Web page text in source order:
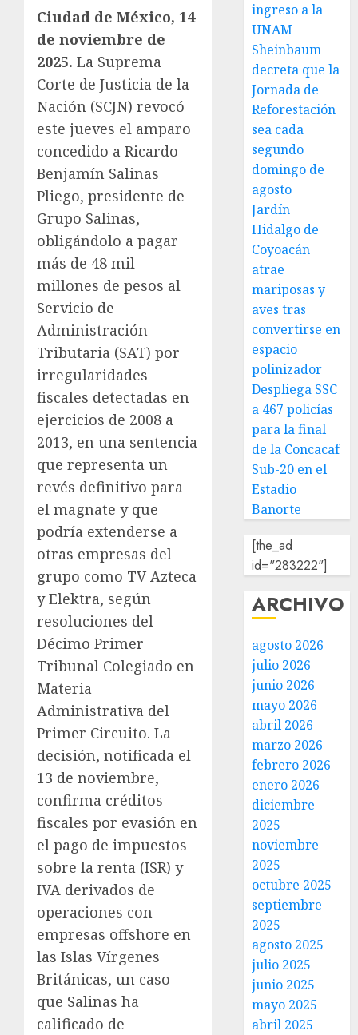
Ciudad de México, 14
de noviembre de
2025. La Suprema
Corte de Justicia de la
Nación (SCJN) revocó
este jueves el amparo
concedido a Ricardo
Benjamín Salinas
Pliego, presidente de
Grupo Salinas,
obligándolo a pagar
más de 48 mil
millones de pesos al
Servicio de
Administración
Tributaria (SAT) por
irregularidades
fiscales detectadas en
ejercicios de 2008 a
2013, en una sentencia
que representa un
revés definitivo para
el magnate y que
podría extenderse a
otras empresas del
grupo como TV Azteca
y Elektra, según
resoluciones del
Décimo Primer
Tribunal Colegiado en
Materia
Administrativa del
Primer Circuito. La
decisión, notificada el
13 de noviembre,
confirma créditos
fiscales por evasión en
el pago de impuestos
sobre la renta (ISR) y
IVA derivados de
operaciones con
empresas offshore en
las Islas Vírgenes
Británicas, un caso
que Salinas ha
calificado de
ingreso a la
UNAM
Sheinbaum
decreta que la
Jornada de
Reforestación
sea cada
segundo
domingo de
agosto
Jardín
Hidalgo de
Coyoacán
atrae
mariposas y
aves tras
convertirse en
espacio
polinizador
Despliega SSC
a 467 policías
para la final
de la Concacaf
Sub-20 en el
Estadio
Banorte
[the_ad
id="283222"]
ARCHIVO
agosto 2026
julio 2026
junio 2026
mayo 2026
abril 2026
marzo 2026
febrero 2026
enero 2026
diciembre
2025
noviembre
2025
octubre 2025
septiembre
2025
agosto 2025
julio 2025
junio 2025
mayo 2025
abril 2025